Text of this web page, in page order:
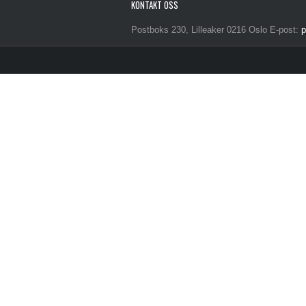
KONTAKT OSS
Postboks 230, Lilleaker 0216 Oslo E-post: